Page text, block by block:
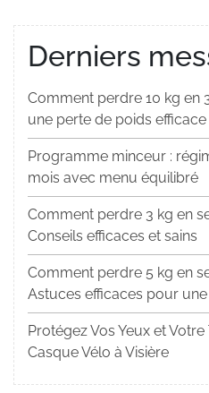
Derniers
Comment perdre 10 kg en
une perte de poids
Programme minceur :
mois avec menu équilibré
Comment perdre 3 kg en
Conseils efficaces et sains
Comment perdre 5 kg en
Astuces efficaces pour
Protégez Vos Yeux et
Casque Vélo à Visière